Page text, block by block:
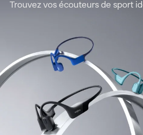
Trouvez vos écouteurs de sport